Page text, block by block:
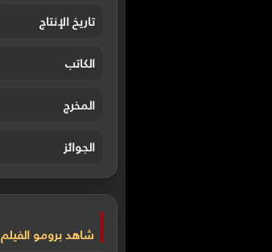
تاريخ الإنتاج
الكاتب
المخرج
الجوائز
شاهد برومو الفيلم